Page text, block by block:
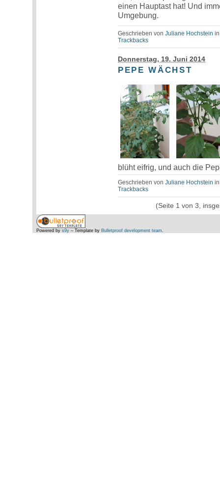
einen Hauptast hat! Und
Umgebung.
Geschrieben vonJuliane Hochstein
Trackbacks
Donnerstag, 19. Juni 2014
PEPE WÄCHST
blüht eifrig, und auch die
Geschrieben vonJuliane Hochstein
Trackbacks
(Seite 1 von 3,
Powered by s9y– Template by Bulletproof development team